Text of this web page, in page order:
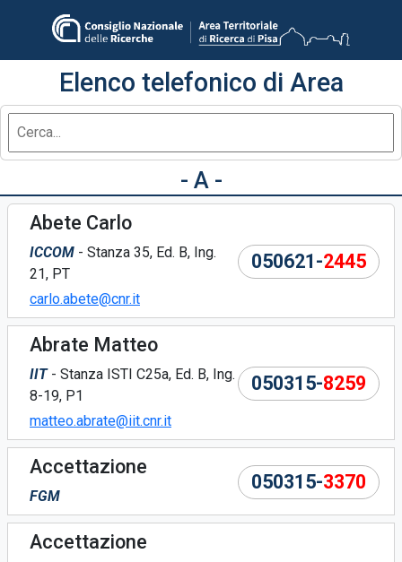
Elenco telefonico di Area
- A -
Abete Carlo
ICCOM - Stanza 35, Ed. B, Ing.
21, PT
carlo.abete@cnr.it
050621-2445
Abrate Matteo
IIT- Stanza ISTI C25a, Ed. B, Ing.
8-19, P1
matteo.abrate@iit.cnr.it
050315-8259
Accettazione
FGM
050315-3370
Accettazione